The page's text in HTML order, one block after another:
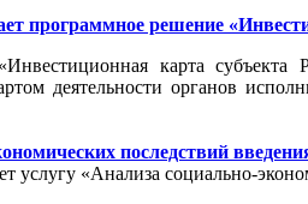
программное решение
карта субъекта
деятельности органов
последствий
услугу «Анализа социально-